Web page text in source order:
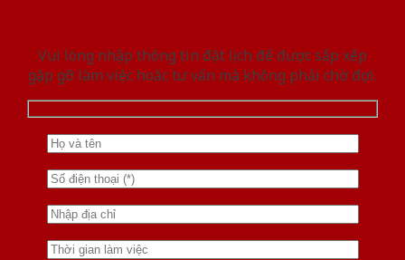
Vui lòng nhập thông tin đặt lịch để được sắp xếp
gặp gỡ làm việc hoăc tư vấn mà không phải chờ đợi.